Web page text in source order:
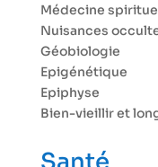
Médecine
Nuisances
Géobiologie
Epigénétique
Epiphyse
Bien-vieillir et